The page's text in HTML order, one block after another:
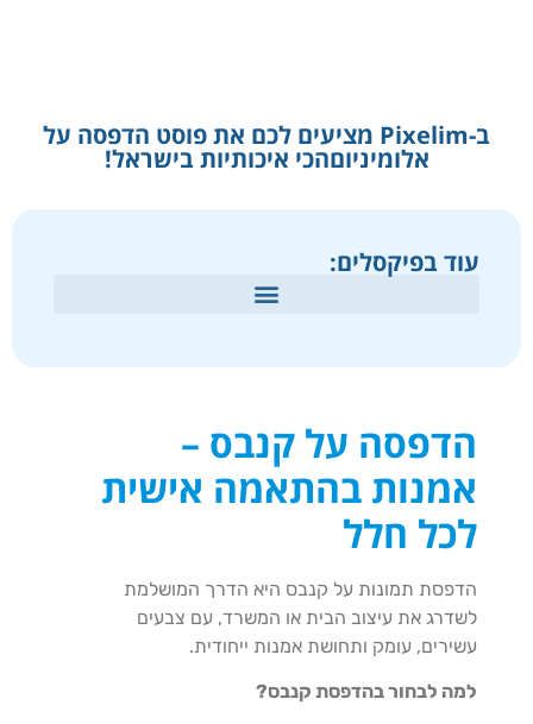
ב-Pixelim מציעים לכם את פוסט הדפסה על
אלומיניוםהכי איכותיות בישראל!
עוד בפיקסלים:
הדפסה על קנבס –
אמנות בהתאמה אישית
לכל חלל
הדפסת תמונות על קנבס היא הדרך המושלמת
לשדרג את עיצוב הבית או המשרד, עם צבעים
עשירים, עומק ותחושת אמנות ייחודית.
למה לבחור בהדפסת קנבס?